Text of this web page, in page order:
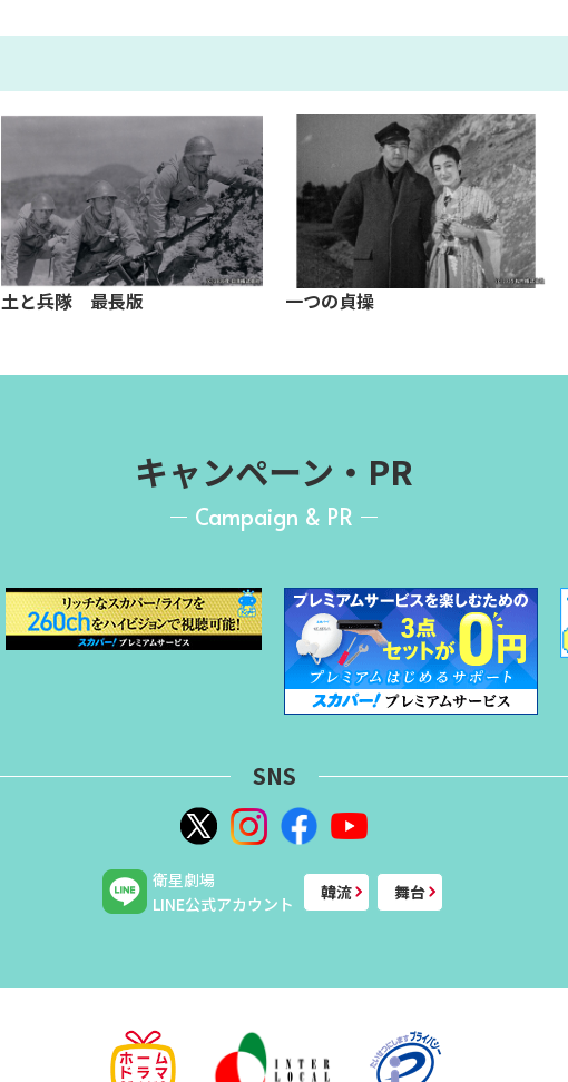
土と兵隊 最長版 一つの貞操
キャンペーン・PR
Campaign & PR
SNS
衛星劇場
LINE公式アカウント
韓流 舞台